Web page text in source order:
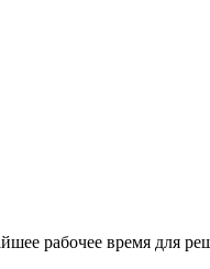
рабочее время для